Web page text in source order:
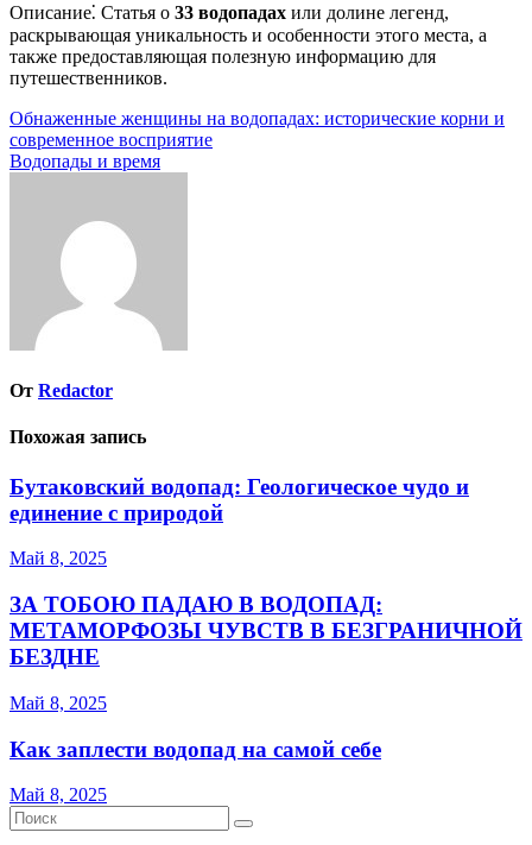
Описание⁚ Статья о 33 водопадах или долине легенд,
раскрывающая уникальность и особенности этого места, а
также предоставляющая полезную информацию для
путешественников.
Навигация
по
Обнаженные женщины на водопадах: исторические корни и
современное восприятие
Водопады и время
От Redactor
Похожая запись
Бутаковский водопад: Геологическое чудо и
единение с природой
Май 8, 2025
ЗА ТОБОЮ ПАДАЮ В ВОДОПАД:
МЕТАМОРФОЗЫ ЧУВСТВ В БЕЗГРАНИЧНОЙ
БЕЗДНЕ
Май 8, 2025
Как заплести водопад на самой себе
Май 8, 2025